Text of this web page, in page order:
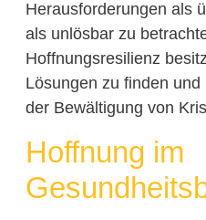
Herausforderungen als
als unlösbar zu
Hoffnungsresilienz
Lösungen zu finden
der Bewältigung von
Hoffnung im